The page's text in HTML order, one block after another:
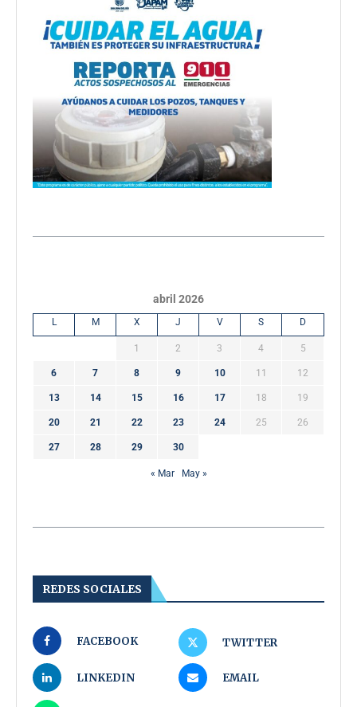
abril 2026
L M X J V S D
1 2 3 4 5
6 7 8 9 10 11 12
13 14 15 16 17 18 19
20 21 22 23 24 25 26
27 28 29 30
« Mar May »
REDES SOCIALES
FACEBOOK TWITTER
LINKEDIN EMAIL